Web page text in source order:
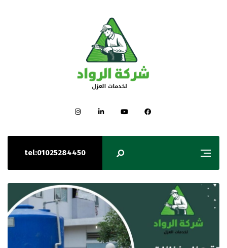
tel:01025284450